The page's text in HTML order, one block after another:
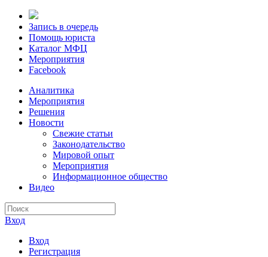
Запись в очередь
Помощь юриста
Каталог МФЦ
Мероприятия
Facebook
Аналитика
Мероприятия
Решения
Новости
Свежие статьи
Законодательство
Мировой опыт
Мероприятия
Информационное общество
Видео
Вход
Вход
Регистрация